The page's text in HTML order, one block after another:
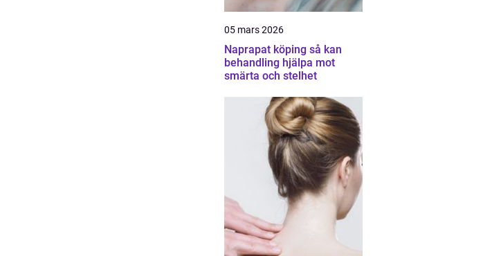
05 mars 2026
Naprapat köping så kan
behandling hjälpa mot
smärta och stelhet